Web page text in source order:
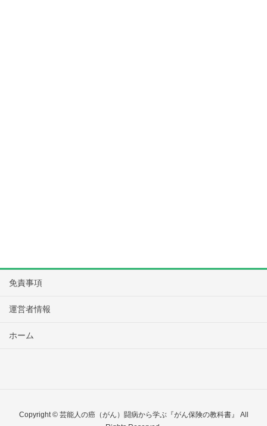
免責事項
運営者情報
ホーム
Copyright © 芸能人の癌（がん）闘病から学ぶ『がん保険の教科書』 All